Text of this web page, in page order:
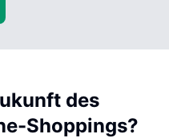
des
Shoppings?